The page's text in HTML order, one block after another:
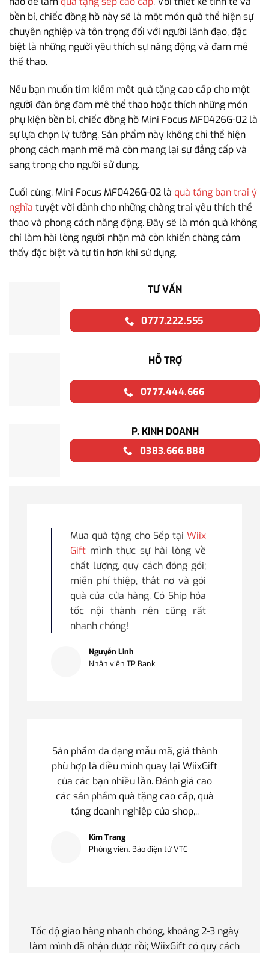
bền bỉ, chiếc đồng hồ này sẽ là một món quà thể hiện sự
chuyên nghiệp và tôn trọng đối với người lãnh đạo, đặc
biệt là những người yêu thích sự năng động và đam mê
thể thao.
Nếu bạn muốn tìm kiếm một quà tặng cao cấp cho một
người đàn ông đam mê thể thao hoặc thích những món
phụ kiện bền bỉ, chiếc đồng hồ Mini Focus MF0426G-02 là
sự lựa chọn lý tưởng. Sản phẩm này không chỉ thể hiện
phong cách mạnh mẽ mà còn mang lại sự đẳng cấp và
sang trọng cho người sử dụng.
Cuối cùng, Mini Focus MF0426G-02 là quà tặng bạn trai ý
nghĩa tuyệt vời dành cho những chàng trai yêu thích thể
thao và phong cách năng động. Đây sẽ là món quà không
chỉ làm hài lòng người nhận mà còn khiến chàng cảm
thấy đặc biệt và tự tin hơn khi sử dụng.
TƯ VẤN
0777.222.555
HỖ TRỢ
0777.444.666
P. KINH DOANH
0383.666.888
Mua quà tặng cho Sếp tại Wiix
Gift mình thực sự hài lòng về
chất lượng, quy cách đóng gói;
miễn phí thiệp, thắt nơ và gói
quà của cửa hàng. Có Ship hỏa
tốc nội thành nên cũng rất
nhanh chóng!
Nguyễn Linh
Nhân viên TP Bank
Sản phẩm đa dạng mẫu mã, giá thành
phù hợp là điều mình quay lại WiixGift
của các bạn nhiều lần. Đánh giá cao
các sản phẩm quà tặng cao cấp, quà
tặng doanh nghiệp của shop,,,
Kim Trang
Phóng viên, Báo điện tử VTC
Tốc độ giao hàng nhanh chóng, khoảng 2-3 ngày
làm mình đã nhận được rồi; WiixGift có quy cách